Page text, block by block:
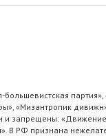
партия»,
«Мизантропик
и запрещены:
В РФ признана